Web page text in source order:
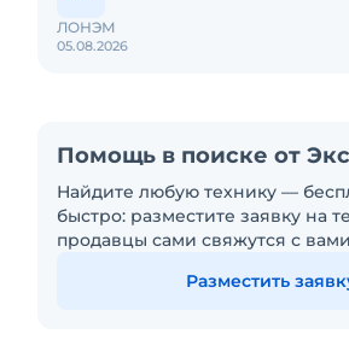
05.08.2026
ЛОНЭМ
Помощь в поиске от
Найдите любую технику —
быстро: разместите заявку на
продавцы сами свяжутся с
Разместить